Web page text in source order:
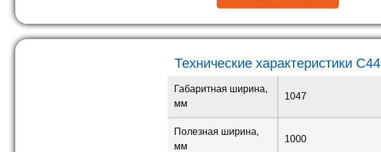
Технические характеристики С44
Габаритная ширина,
мм
1047
Полезная ширина,
мм
1000